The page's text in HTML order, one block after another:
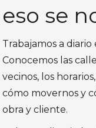
eso se
Trabajamos a diario
Conocemos las
vecinos, los
cómo movernos y
obra y cliente.